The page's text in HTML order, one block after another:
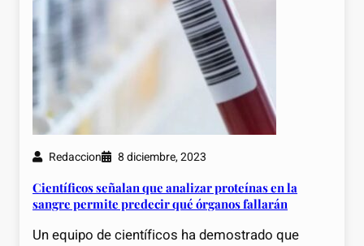
Redaccion 8 diciembre, 2023
Científicos señalan que analizar proteínas en la
sangre permite predecir qué órganos fallarán
Un equipo de científicos ha demostrado que